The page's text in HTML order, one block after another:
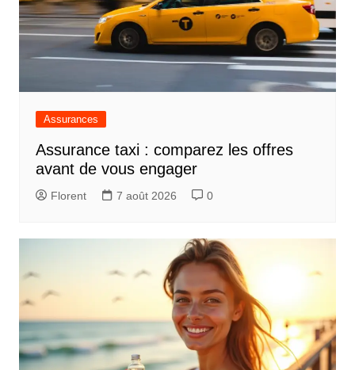
Assurances
Assurance taxi : comparez les offres
avant de vous engager
Florent 7 août 2026 0